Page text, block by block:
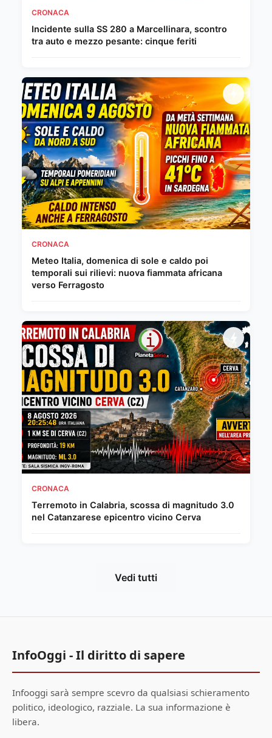
CRONACA
Incidente sulla SS 280 a Marcellinara, scontro
tra auto e mezzo pesante: cinque feriti
CRONACA
Meteo Italia, domenica di sole e caldo poi
temporali sui rilievi: nuova fiammata africana
verso Ferragosto
CRONACA
Terremoto in Calabria, scossa di magnitudo 3.0
nel Catanzarese epicentro vicino Cerva
Vedi tutti
InfoOggi - Il diritto di sapere
Infooggi sarà sempre scevro da qualsiasi schieramento
politico, ideologico, razziale. La sua informazione è
libera.